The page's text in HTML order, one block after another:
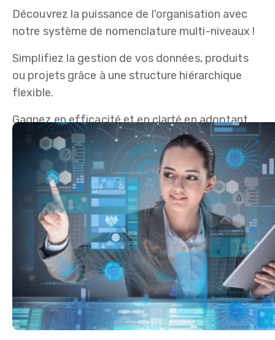
Découvrez la puissance de l'organisation avec
notre système de nomenclature multi-niveaux !
Simplifiez la gestion de vos données, produits
ou projets grâce à une structure hiérarchique
flexible.
Gagnez en efficacité et en clarté en adoptant
notre solution de nomenclature multi-niveaux.